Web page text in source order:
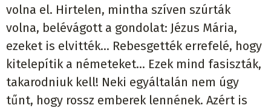
volna el. Hirtelen, mintha szíven szúrták
volna, belévágott a gondolat: Jézus Mária,
ezeket is elvitték… Rebesgették errefelé, hogy
kitelepítik a németeket... Ezek mind fasiszták,
takarodniuk kell! Neki egyáltalán nem úgy
tűnt, hogy rossz emberek lennének. Azért is